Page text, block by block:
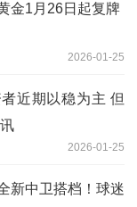
金1月26日起复牌
2026-01-25
近期以稳为主 但
2026-01-25
新中卫搭档！球迷